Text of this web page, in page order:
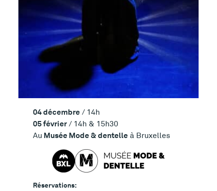
04 décembre/ 14h
05 février/ 14h & 15h30
Au Musée Mode & dentelleà Bruxelles
Réservations: